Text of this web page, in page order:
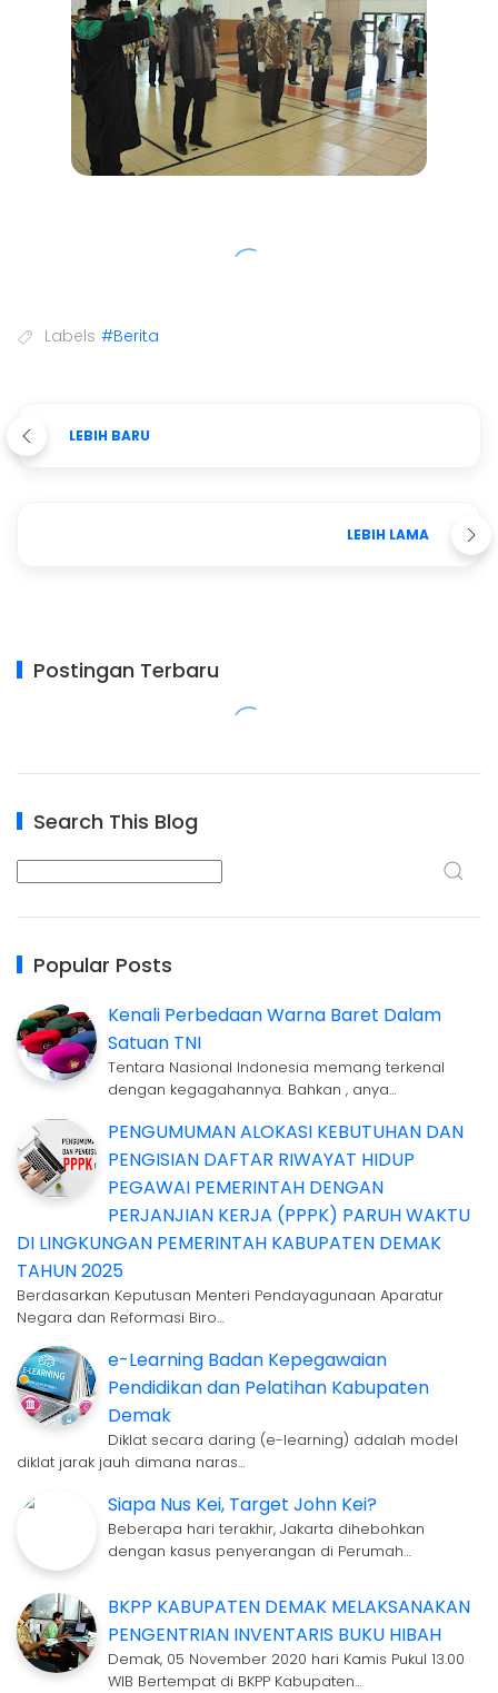
Labels #Berita
LEBIH BARU
LEBIH LAMA
Postingan Terbaru
Search This Blog
Popular Posts
Kenali Perbedaan Warna Baret Dalam
Satuan TNI
Tentara Nasional Indonesia memang terkenal
dengan kegagahannya. Bahkan , anya…
PENGUMUMAN ALOKASI KEBUTUHAN DAN
PENGISIAN DAFTAR RIWAYAT HIDUP
PEGAWAI PEMERINTAH DENGAN
PERJANJIAN KERJA (PPPK) PARUH WAKTU
DI LINGKUNGAN PEMERINTAH KABUPATEN DEMAK
TAHUN 2025
Berdasarkan Keputusan Menteri Pendayagunaan Aparatur
Negara dan Reformasi Biro…
e-Learning Badan Kepegawaian
Pendidikan dan Pelatihan Kabupaten
Demak
Diklat secara daring (e-learning) adalah model
diklat jarak jauh dimana naras…
Siapa Nus Kei, Target John Kei?
Beberapa hari terakhir, Jakarta dihebohkan
dengan kasus penyerangan di Perumah…
BKPP KABUPATEN DEMAK MELAKSANAKAN
PENGENTRIAN INVENTARIS BUKU HIBAH
Demak, 05 November 2020 hari Kamis Pukul 13.00
WIB Bertempat di BKPP Kabupaten…